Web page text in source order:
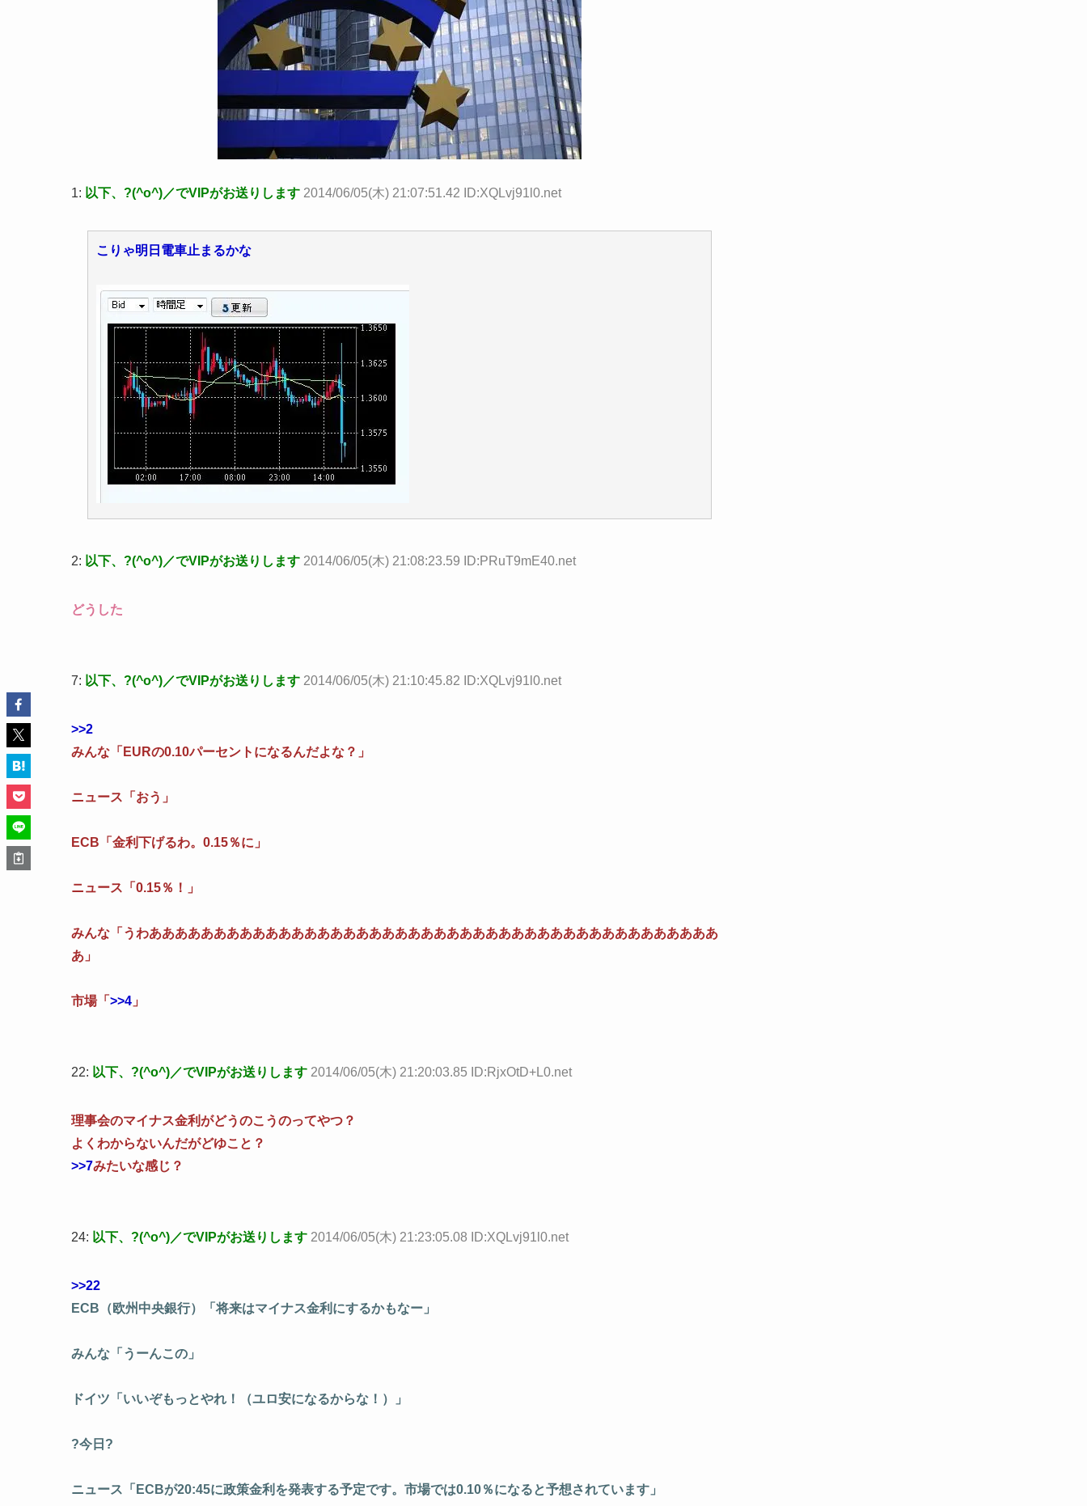
1: 以下、?(^o^)／でVIPがお送りします 2014/06/05(木) 21:07:51.42 ID:XQLvj91l0.net
こりゃ明日電車止まるかな
2: 以下、?(^o^)／でVIPがお送りします 2014/06/05(木) 21:08:23.59 ID:PRuT9mE40.net
どうした
7: 以下、?(^o^)／でVIPがお送りします 2014/06/05(木) 21:10:45.82 ID:XQLvj91l0.net
>>2
みんな「EURの0.10パーセントになるんだよな？」
ニュース「おう」
ECB「金利下げるわ。0.15％に」
ニュース「0.15％！」
みんな「うわああああああああああああああああああああああああああああああああああああああああああああ
あ」
市場「 >>4 」
22: 以下、?(^o^)／でVIPがお送りします 2014/06/05(木) 21:20:03.85 ID:RjxOtD+L0.net
理事会のマイナス金利がどうのこうのってやつ？
よくわからないんだがどゆこと？
>>7みたいな感じ？
24: 以下、?(^o^)／でVIPがお送りします 2014/06/05(木) 21:23:05.08 ID:XQLvj91l0.net
>>22
ECB（欧州中央銀行）「将来はマイナス金利にするかもなー」
みんな「うーんこの」
ドイツ「いいぞもっとやれ！（ユロ安になるからな！）」
?今日?
ニュース「ECBが20:45に政策金利を発表する予定です。市場では0.10％になると予想されています」